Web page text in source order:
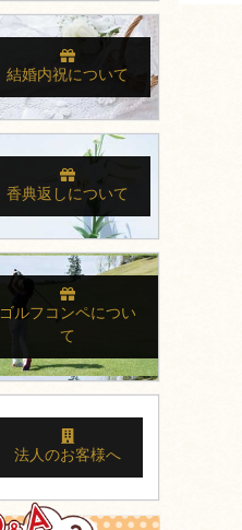
結婚内祝について
香典返しについて
ゴルフコンペについ
て
法人のお客様へ